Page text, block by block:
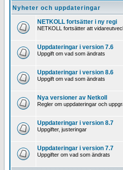
Nyheter och uppdateringar
NETKOLL fortsätter i ny regi
NETKOLL fortsätter att
Uppdateringar i version 7.6
Uppgift om vad som ändrats
Uppdateringar i version 8.6
Uppgift om vad som ändrats
Nya versioner av Netkoll
Regler om uppdateringar och
Uppdateringar i version 8.7
Uppgifter, justeringar
Uppdateringar i version 7.7
Uppgifter om vad som ändrats